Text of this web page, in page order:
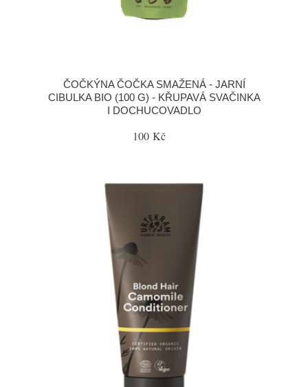
ČOČKÝNA ČOČKA SMAŽENÁ - JARNÍ
CIBULKA BIO (100 G) - KŘUPAVÁ SVAČINKA
I DOCHUCOVADLO
100 Kč